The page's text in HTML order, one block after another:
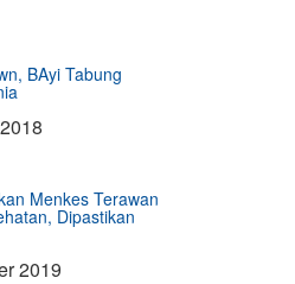
BAyi Tabung
Menkes Terawan
Dipastikan
2019